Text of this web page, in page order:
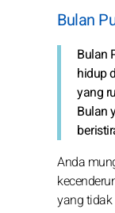
Bulan
Bulan
hidup
yang
Bulan
Anda
yang tidak